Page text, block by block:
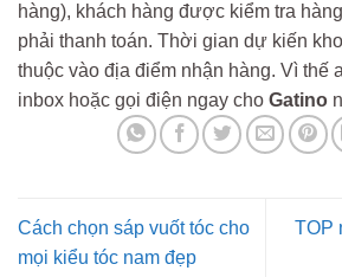
hàng), khách hàng được kiểm tra
phải thanh toán. Thời gian dự kiến
thuộc vào địa điểm nhận hàng. Vì thế
inbox hoặc gọi điện ngay cho Gatino
Cách chọn sáp vuốt tóc cho
mọi kiểu tóc nam đẹp
TOP